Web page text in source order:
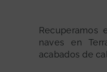
Recuperamos
naves en
acabados de